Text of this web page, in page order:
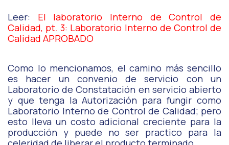
Leer: El laboratorio Interno de Control de
Calidad, pt. 3: Laboratorio Interno de Control de
Calidad APROBADO
Como lo mencionamos, el camino más sencillo
es hacer un convenio de servicio con un
Laboratorio de Constatación en servicio abierto
y que tenga la Autorización para fungir como
Laboratorio Interno de Control de Calidad; pero
esto lleva un costo adicional creciente para la
producción y puede no ser practico para la